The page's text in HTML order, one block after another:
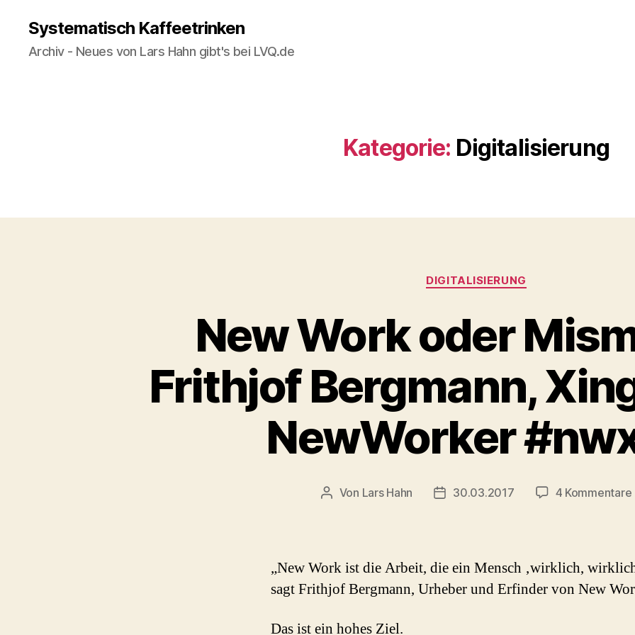
Systematisch Kaffeetrinken
Archiv - Neues von Lars Hahn gibt's bei LVQ.de
Kategorie: Digitalisierung
Kategorien
DIGITALISIERUNG
New Work oder
Frithjof Bergmann,
NewWorker
Beitragsautor
Von Lars Hahn Beitragsdatum
30.03.2017 4 Kommentare
„New Work ist die Arbeit, die ein Mensch ‚wirklich,
sagt Frithjof Bergmann, Urheber und Erfinder von New
Das ist ein hohes Ziel.